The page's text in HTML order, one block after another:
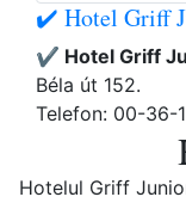
✔️ Hotel Griff
✔️ Hotel Griff
Béla út 152.
Telefon: 00-36-
Hotelul Griff